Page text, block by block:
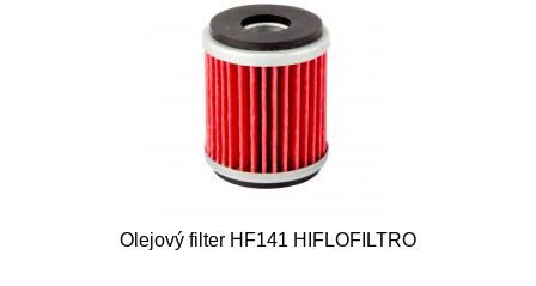
Olejový filter HF141 HIFLOFILTRO